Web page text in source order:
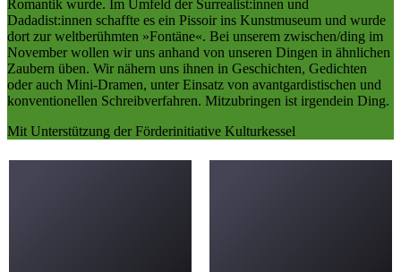
Romantik wurde. Im Umfeld der Surrealist:innen und
Dadadist:innen schaffte es ein Pissoir ins Kunstmuseum und wurde
dort zur weltberühmten »Fontäne«. Bei unserem zwischen/ding im
November wollen wir uns anhand von unseren Dingen in ähnlichen
Zaubern üben. Wir nähern uns ihnen in Geschichten, Gedichten
oder auch Mini-Dramen, unter Einsatz von avantgardistischen und
konventionellen Schreibverfahren. Mitzubringen ist irgendein Ding.
Mit Unterstützung der Förderinitiative Kulturkessel